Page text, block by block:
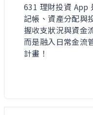
631 理財投資 App
記帳、資產分配與
握收支狀況與資金
而是融入日常金流
計畫！